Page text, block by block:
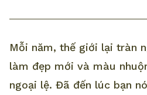
Mỗi năm, thế giới lại tràn
làm đẹp mới và màu
ngoại lệ. Đã đến lúc bạn